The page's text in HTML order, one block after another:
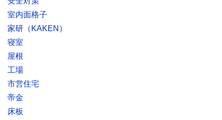
室内面格子
家研（KAKEN）
寝室
屋根
工場
市営住宅
帝金
床板